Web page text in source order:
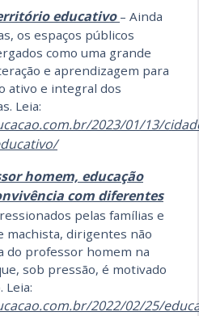
educativo – Ainda
os espaços públicos
como uma grande
e aprendizagem para
ativo e integral dos
Leia:
2023/01/13/
homem, educação
com diferentes
pelas famílias e
machista, dirigentes não
do professor homem na
sob pressão, é motivado
Leia:
2022/02/25/